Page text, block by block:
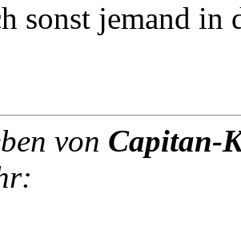
sonst jemand
von Capitan-